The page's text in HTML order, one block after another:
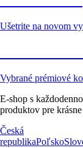
Ušetrite na novom
Vybrané prémiové
E-shop s
produktov pre
Česká
republikaPoľsko